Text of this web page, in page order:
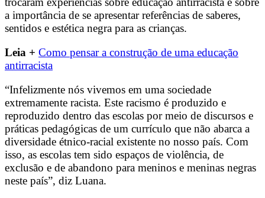
a importância de se apresentar referências de saberes,
sentidos e estética negra para as crianças.
Leia + Como pensar a construção de uma educação
antirracista
“Infelizmente nós vivemos em uma sociedade
extremamente racista. Este racismo é produzido e
reproduzido dentro das escolas por meio de discursos e
práticas pedagógicas de um currículo que não abarca a
diversidade étnico-racial existente no nosso país. Com
isso, as escolas tem sido espaços de violência, de
exclusão e de abandono para meninos e meninas negras
neste país”, diz Luana.